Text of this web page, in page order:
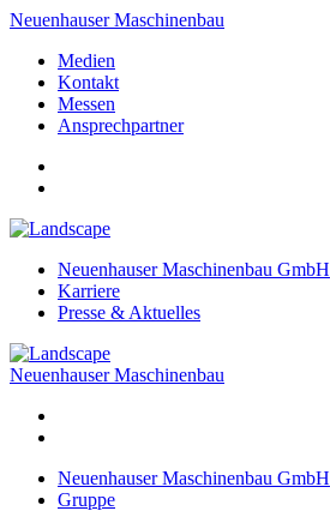
Neuenhauser Maschinenbau
Medien
Kontakt
Messen
Ansprechpartner
Neuenhauser Maschinenbau GmbH
Karriere
Presse & Aktuelles
Neuenhauser Maschinenbau
Neuenhauser Maschinenbau GmbH
Gruppe